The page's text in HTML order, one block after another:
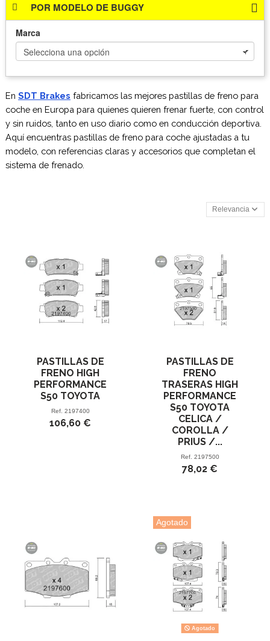
En SDT Brakes fabricamos las mejores pastillas de freno para
coche en Europa para quienes quieren frenar fuerte, con control
y sin ruidos, tanto en uso diario como en conducción deportiva.
Aquí encuentras pastillas de freno para coche ajustadas a tu
modelo, con referencias claras y accesorios que completan el
sistema de frenado.
Relevancia
PASTILLAS DE
FRENO HIGH
PERFORMANCE
S50 TOYOTA
Ref. 2197400
106,60 €
PASTILLAS DE
FRENO
TRASERAS HIGH
PERFORMANCE
S50 TOYOTA
CELICA /
COROLLA /
PRIUS /...
Ref. 2197500
78,02 €
Agotado
Agotado
POR MODELO DE BUGGY
Marca